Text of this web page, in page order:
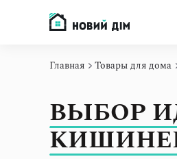
Главная Товары для дома
ВЫБОР